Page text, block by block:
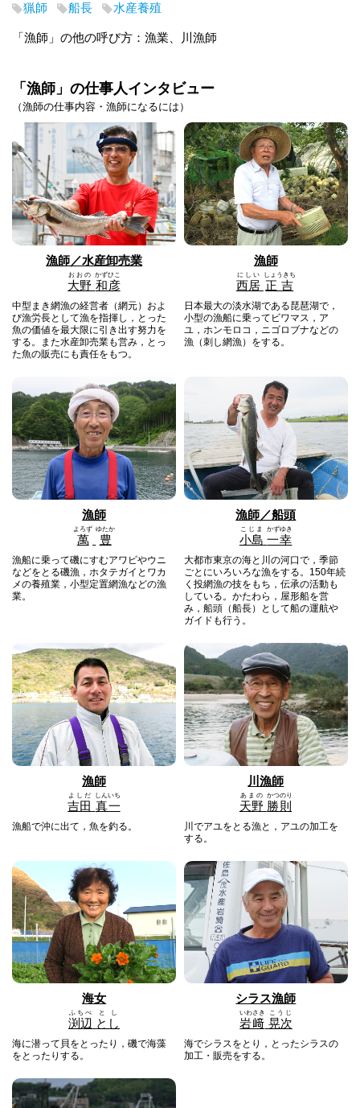
猟師 船長 水産養殖
「漁師」の他の呼び方：漁業、川漁師
「漁師」の仕事人インタビュー
（漁師の仕事内容・漁師になるには）
漁師／水産卸売業
大野
おおの
和彦
かずひこ
中型まき網漁の経営者（網元）およ
び漁労長として漁を指揮し，とった
魚の価値を最大限に引き出す努力を
する。また水産卸売業も営み，とっ
た魚の販売にも責任をもつ。
漁師
西居
にしい
正吉
しょうきち
日本最大の淡水湖である琵琶湖で，
小型の漁船に乗ってビワマス，ア
ユ，ホンモロコ，ニゴロブナなどの
漁（刺し網漁）をする。
漁師
萬
よろず
豊
ゆたか
漁船に乗って磯にすむアワビやウニ
などをとる磯漁，ホタテガイとワカ
メの養殖業，小型定置網漁などの漁
業。
漁師／船頭
小島
こじま
一幸
かずゆき
大都市東京の海と川の河口で，季節
ごとにいろいろな漁をする。150年続
く投網漁の技をもち，伝承の活動も
している。かたわら，屋形船を営
み，船頭（船長）として船の運航や
ガイドも行う。
漁師
吉田
よしだ
真一
しんいち
漁船で沖に出て，魚を釣る。
川漁師
天野
あまの
勝則
かつのり
川でアユをとる漁と，アユの加工を
する。
海女
渕辺
ふちべ
とし
とし
海に潜って貝をとったり，磯で海藻
をとったりする。
シラス漁師
岩﨑
いわさき
晃次
こうじ
海でシラスをとり，とったシラスの
加工・販売をする。